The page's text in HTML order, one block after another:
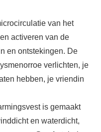
van het
activeren van de
en ontstekingen. De
verlichten, je
hebben, je vriendin
is gemaakt
en waterdicht,